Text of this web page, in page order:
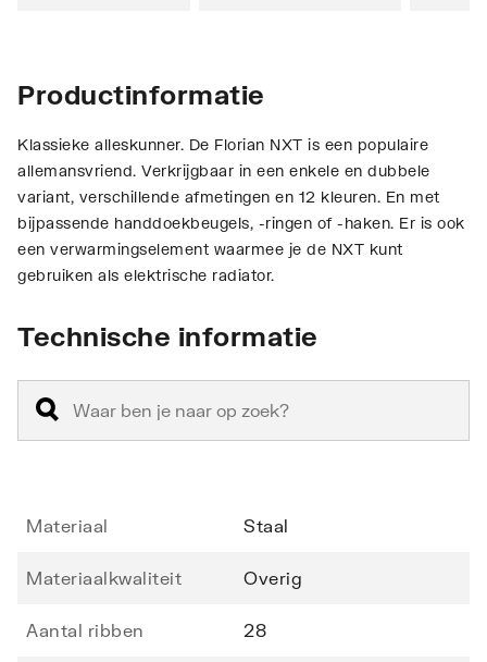
Productinformatie
Klassieke alleskunner. De Florian NXT is een populaire
allemansvriend. Verkrijgbaar in een enkele en dubbele
variant, verschillende afmetingen en 12 kleuren. En met
bijpassende handdoekbeugels, -ringen of -haken. Er is ook
een verwarmingselement waarmee je de NXT kunt
gebruiken als elektrische radiator.
Technische informatie
Materiaal Staal
Materiaalkwaliteit Overig
Aantal ribben 28